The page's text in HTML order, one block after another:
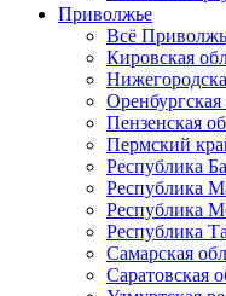
Приволжье
Всё
Кировская
Оренбургская
Пензенская
Пермский
Республика
Республика
Республика
Республика
Самарская
Саратовская